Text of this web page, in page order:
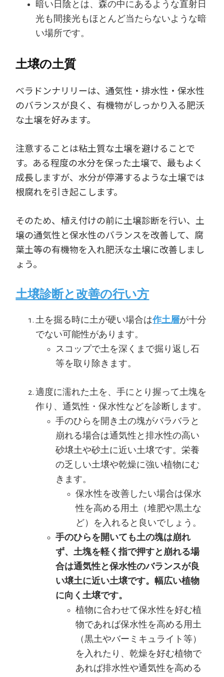
暗い日陰とは、森の中にあるような直射日
光も間接光もほとんど当たらないような暗
い場所です。
土壌の土質
ベラドンナリリーは、通気性・排水性・保水性
のバランスが良く、有機物がしっかり入る肥沃
な土壌を好みます。
注意することは粘土質な土壌を避けることで
す。ある程度の水分を保った土壌で、最もよく
成長しますが、水分が停滞するような土壌では
根腐れを引き起こします。
そのため、植え付けの前に土壌診断を行い、土
壌の通気性と保水性のバランスを改善して、腐
葉土等の有機物を入れ肥沃な土壌に改善しまし
ょう。
土壌診断と改善の行い方
土を掘る時に土が硬い場合は作土層が十分
でない可能性があります。
スコップで土を深くまで掘り返し石
等を取り除きます。
適度に濡れた土を、手にとり握って土塊を
作り、通気性・保水性などを診断します。
手のひらを開き土の塊がバラバラと
崩れる場合は通気性と排水性の高い
砂壌土や砂土に近い土壌です。栄養
の乏しい土壌や乾燥に強い植物にむ
きます。
保水性を改善したい場合は保水
性を高める用土（堆肥や黒土な
ど）を入れると良いでしょう。
手のひらを開いても土の塊は崩れ
ず、土塊を軽く指で押すと崩れる場
合は通気性と保水性のバランスが良
い壌土に近い土壌です。幅広い植物
に向く土壌です。
植物に合わせて保水性を好む植
物であれば保水性を高める用土
（黒土やバーミキュライト等）
を入れたり、乾燥を好む植物で
あれば排水性や通気性を高める